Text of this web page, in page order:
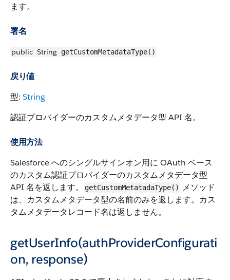
ます。
署名
public String getCustomMetadataType()
戻り値
型: String
認証プロバイダーのカスタムメタデータ型 API 名。
使用方法
Salesforce へのシングルサインオン用に OAuth ベース
のカスタム認証プロバイダーのカスタムメタデータ型
API 名を返します。
getCustomMetatadaType()
メソッド
は、カスタムメタデータ型の名前のみを返します。カス
タムメタデータレコード名は返しません。
getUserInfo(authProviderConfigurati
on, response)